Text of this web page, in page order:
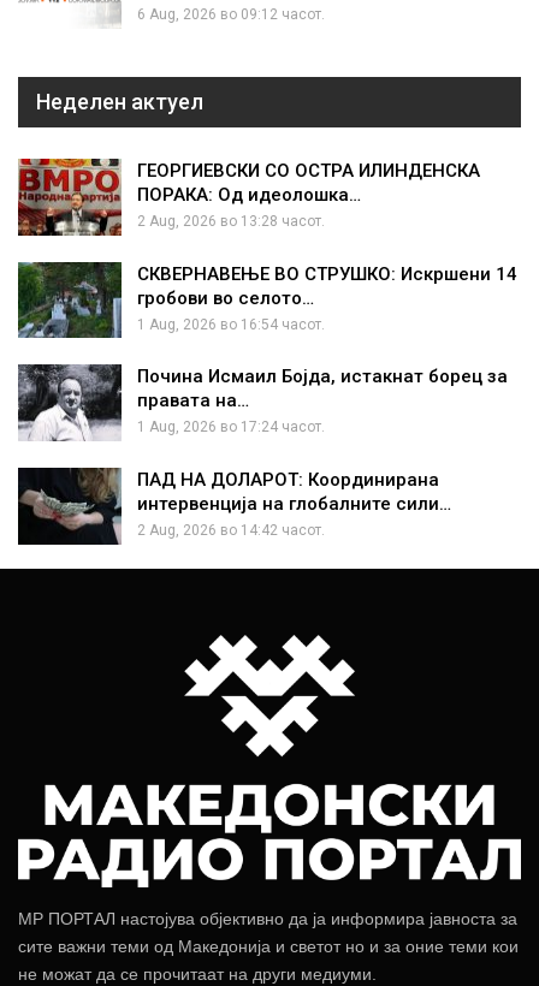
6 Aug, 2026 во 09:12 часот.
Неделен актуел
ГЕОРГИЕВСКИ СО ОСТРА ИЛИНДЕНСКА
ПОРАКА: Од идеолошка…
2 Aug, 2026 во 13:28 часот.
СКВЕРНАВЕЊЕ ВО СТРУШКО: Искршени 14
гробови во селото…
1 Aug, 2026 во 16:54 часот.
Почина Исмаил Бојда, истакнат борец за
правата на…
1 Aug, 2026 во 17:24 часот.
ПАД НА ДОЛАРОТ: Координирана
интервенција на глобалните сили…
2 Aug, 2026 во 14:42 часот.
МР ПОРТАЛ настојува објективно да ја информира јавноста за
сите важни теми од Македонија и светот но и за оние теми кои
не можат да се прочитаат на други медиуми.